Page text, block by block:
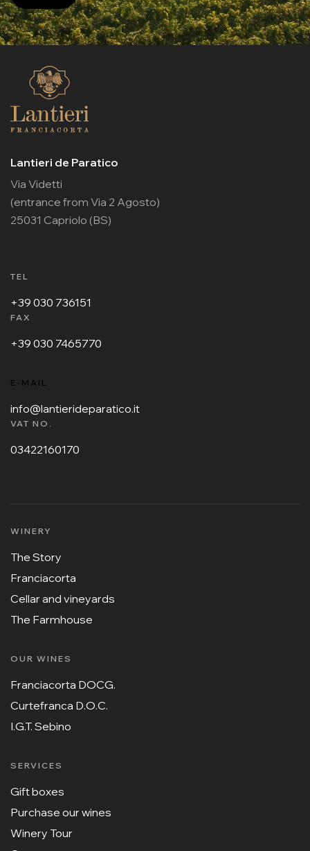
Lantieri de Paratico
Via Videtti
(entrance from Via 2 Agosto)
25031 Capriolo (BS)
TEL
+39 030 736151
FAX
+39 030 7465770
E-MAIL
info@lantierideparatico.it
VAT NO.
03422160170
WINERY
The Story
Franciacorta
Cellar and vineyards
The Farmhouse
OUR WINES
Franciacorta DOCG.
Curtefranca D.O.C.
I.G.T. Sebino
SERVICES
Gift boxes
Purchase our wines
Winery Tour